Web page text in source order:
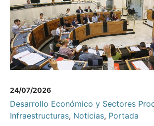
24/07/2026
Desarrollo Económico y Sectores
Infraestructuras, Noticias, Portada